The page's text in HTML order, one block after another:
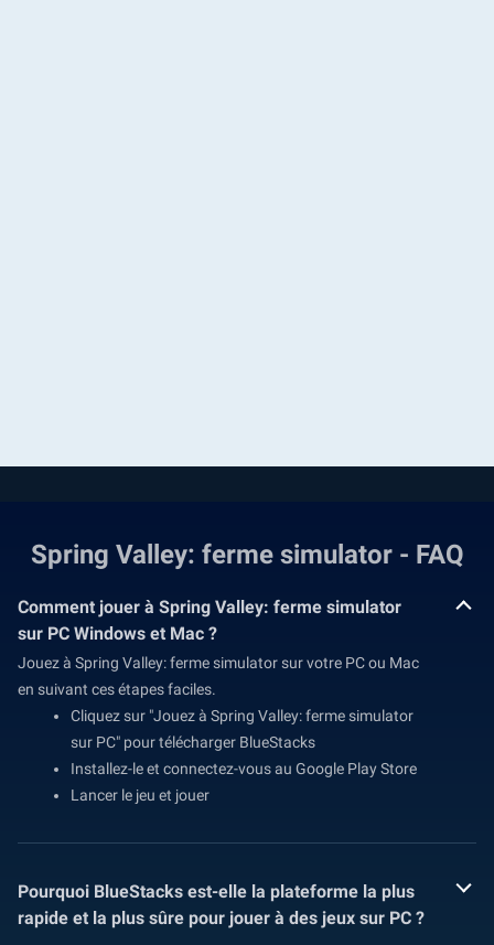
Spring Valley: ferme simulator - FAQ
Comment jouer à Spring Valley: ferme simulator
sur PC Windows et Mac ?
Jouez à Spring Valley: ferme simulator sur votre PC ou Mac
en suivant ces étapes faciles.
Cliquez sur "Jouez à Spring Valley: ferme simulator
sur PC" pour télécharger BlueStacks
Installez-le et connectez-vous au Google Play Store
Lancer le jeu et jouer
Pourquoi BlueStacks est-elle la plateforme la plus
rapide et la plus sûre pour jouer à des jeux sur PC ?